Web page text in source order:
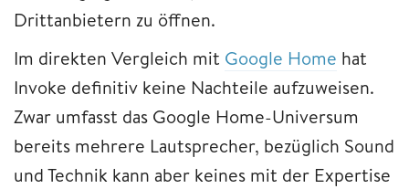
Drittanbietern zu öffnen.
Im direkten Vergleich mit Google Home hat
Invoke definitiv keine Nachteile aufzuweisen.
Zwar umfasst das Google Home-Universum
bereits mehrere Lautsprecher, bezüglich Sound
und Technik kann aber keines mit der Expertise